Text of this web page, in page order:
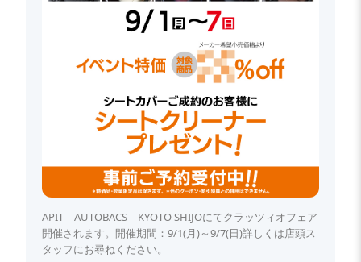
APIT AUTOBACS KYOTO SHIJOにてクラッツィオフェア
開催されます。開催期間：9/1(月)～9/7(日)詳しくは店頭ス
タッフにお尋ねください。